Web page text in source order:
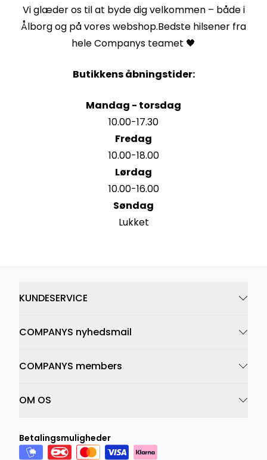
Vi glæder os til at byde dig velkommen – både i
Ålborg og på vores webshop.Bedste hilsener fra
hele Companys teamet 🖤
Butikkens åbningstider:
Mandag - torsdag
10.00-17.30
Fredag
10.00-18.00
Lørdag
10.00-16.00
Søndag
Lukket
KUNDESERVICE
COMPANYS nyhedsmail
COMPANYS members
OM OS
Betalingsmuligheder